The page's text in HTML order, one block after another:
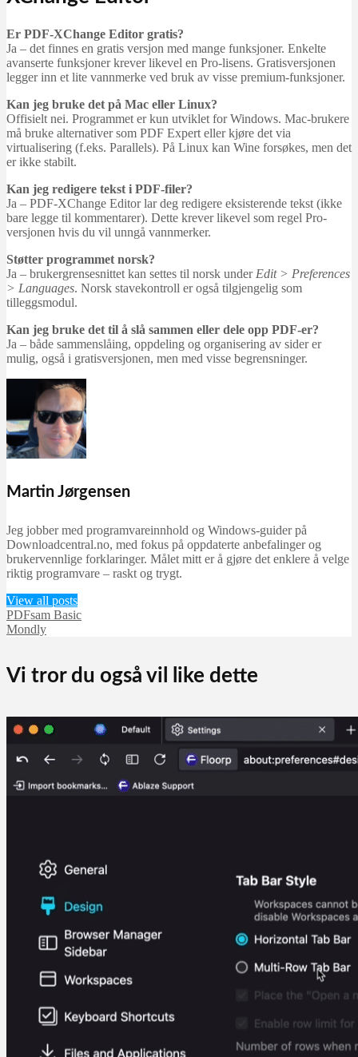
Er PDF-XChange Editor gratis?
Ja – det finnes en gratis versjon med mange funksjoner. Enkelte
avanserte funksjoner krever likevel en Pro-lisens. Gratisversjonen
legger inn et lite vannmerke ved bruk av visse premium-funksjoner.
Kan jeg bruke det på Mac eller Linux?
Offisielt nei. Programmet er kun utviklet for Windows. Mac-brukere
må bruke alternativer som PDF Expert eller kjøre det via
virtualisering (f.eks. Parallels). På Linux kan Wine forsøkes, men det
er ikke stabilt.
Kan jeg redigere tekst i PDF-filer?
Ja – PDF-XChange Editor lar deg redigere eksisterende tekst (ikke
bare legge til kommentarer). Dette krever likevel som regel Pro-
versjonen hvis du vil unngå vannmerker.
Støtter programmet norsk?
Ja – brukergrensesnittet kan settes til norsk under Edit > Preferences
> Languages. Norsk stavekontroll er også tilgjengelig som
tilleggsmodul.
Kan jeg bruke det til å slå sammen eller dele opp PDF-er?
Ja – både sammenslåing, oppdeling og organisering av sider er
mulig, også i gratisversjonen, men med visse begrensninger.
Martin Jørgensen
Jeg jobber med programvareinnhold og Windows-guider på
Downloadcentral.no, med fokus på oppdaterte anbefalinger og
brukervennlige forklaringer. Målet mitt er å gjøre det enklere å velge
riktig programvare – raskt og trygt.
View all posts
PDFsam Basic
Mondly
Vi tror du også vil like dette